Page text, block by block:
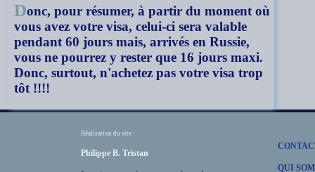
Donc, pour résumer, à partir du moment où
vous avez votre visa, celui-ci sera valable
pendant 60 jours mais, arrivés en Russie,
vous ne pourrez y rester que 16 jours maxi.
Donc, surtout, n'achetez pas votre visa trop
tôt !!!!
Réalisation du site :
Philippe B. Tristan
QUI